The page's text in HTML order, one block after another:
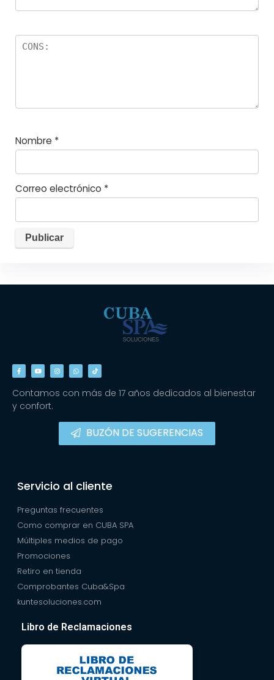
Nombre *
Correo electrónico *
Contamos con más de 17 años dedicados al bienestar
y confort.
BUZÓN DE SUGERENCIAS
Servicio al cliente
Preguntas frecuentes
Como comprar en CUBA SPA
Múltiples medios de pago
Promociones
Retiro en tienda
Comprobantes Cuba&Spa
kuntesoluciones.com
Libro de Reclamaciones